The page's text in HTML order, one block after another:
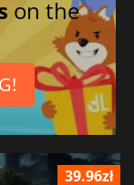
on the
39.96zł